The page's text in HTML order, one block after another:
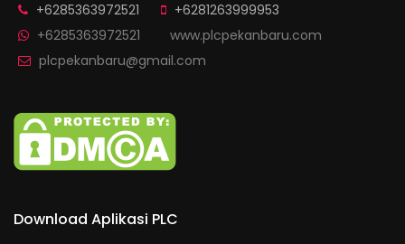
+6285363972521
+6281263999953
+6285363972521
www.plcpekanbaru.com
plcpekanbaru@gmail.com
Download Aplikasi PLC